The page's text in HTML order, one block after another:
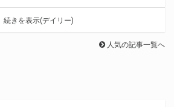
続きを表示(デイリー)
人気の記事一覧へ